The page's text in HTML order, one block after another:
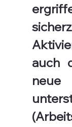
auch
neue